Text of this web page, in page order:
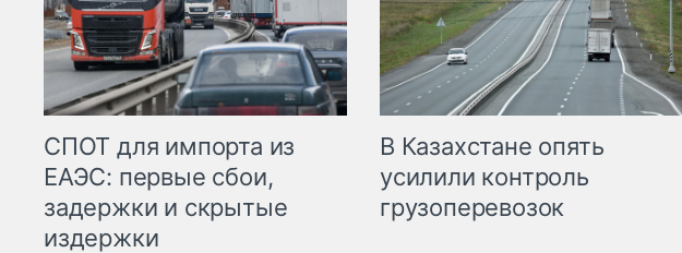
СПОТ для импорта из
ЕАЭС: первые сбои,
задержки и скрытые
издержки
В Казахстане опять
усилили контроль
грузоперевозок